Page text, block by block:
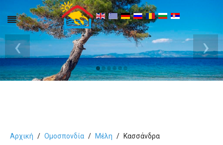
›
‹
Αρχική Ομοσπονδία Μέλη Κασσάνδρα